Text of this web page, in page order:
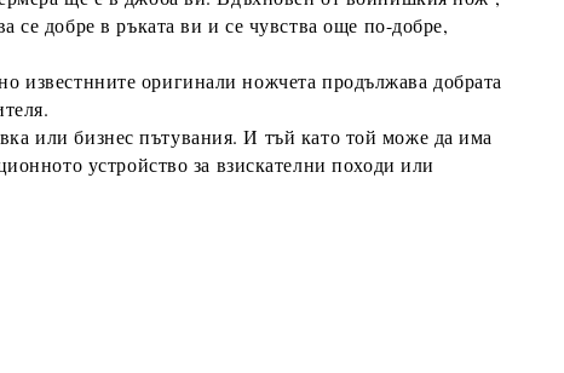
добре в ръката ви и се чувства още по-добре,
оригинали ножчета продължава добрата
или бизнес пътувания. И тъй като той може да има
устройство за взискателни походи или